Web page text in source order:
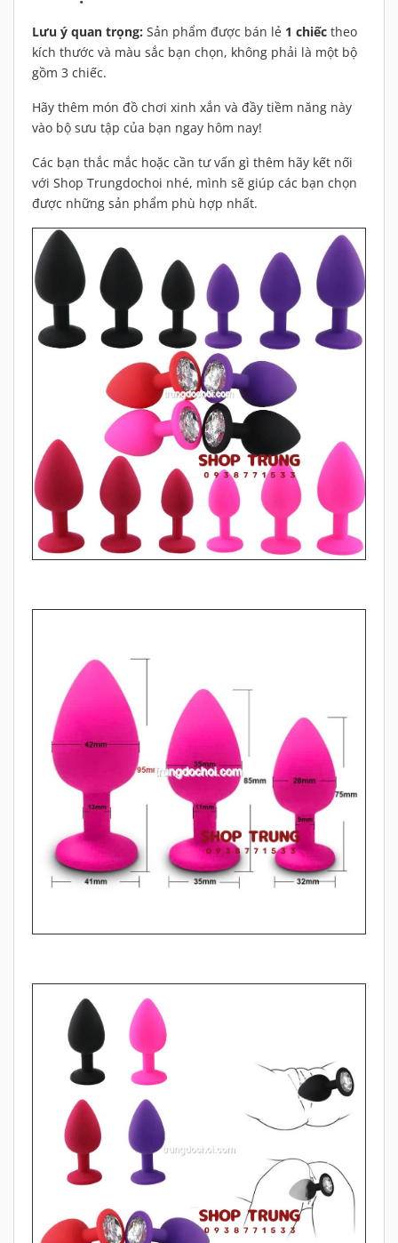
Lưu ý quan trọng: Sản phẩm được bán lẻ 1 chiếc theo
kích thước và màu sắc bạn chọn, không phải là một bộ
gồm 3 chiếc.
Hãy thêm món đồ chơi xinh xắn và đầy tiềm năng này
vào bộ sưu tập của bạn ngay hôm nay!
Các bạn thắc mắc hoặc cần tư vấn gì thêm hãy kết nối
với Shop Trungdochoi nhé, mình sẽ giúp các bạn chọn
được những sản phẩm phù hợp nhất.